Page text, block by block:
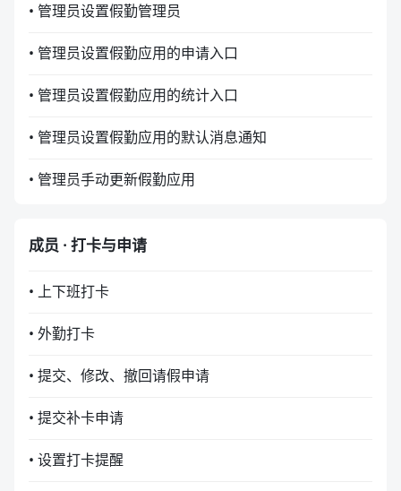
• 管理员设置假勤管理员
• 管理员设置假勤应用的申请入口
• 管理员设置假勤应用的统计入口
• 管理员设置假勤应用的默认消息通知
• 管理员手动更新假勤应用
成员 · 打卡与申请
• 上下班打卡
• 外勤打卡
• 提交、修改、撤回请假申请
• 提交补卡申请
• 设置打卡提醒